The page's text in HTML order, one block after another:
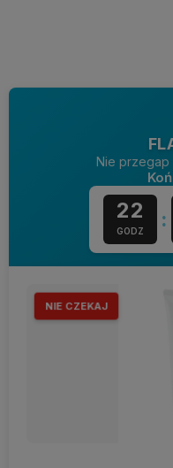
Nie przegap
22
GODZ :
NIE CZEKAJ